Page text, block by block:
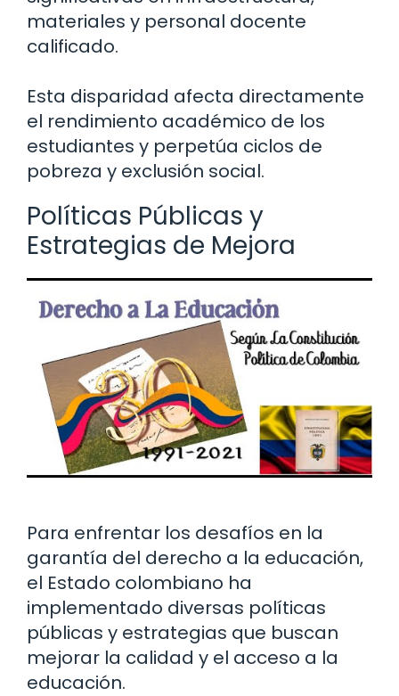
materiales y personal docente
calificado.
Esta disparidad afecta directamente
el rendimiento académico de los
estudiantes y perpetúa ciclos de
pobreza y exclusión social.
Políticas Públicas y
Estrategias de Mejora
Para enfrentar los desafíos en la
garantía del derecho a la educación,
el Estado colombiano ha
implementado diversas políticas
públicas y estrategias que buscan
mejorar la calidad y el acceso a la
educación.